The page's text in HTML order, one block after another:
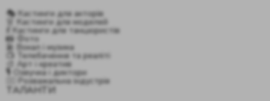
🎭 Кастинги для акторів
👗 Кастинги для моделей
💃 Кастинги для танцюристів
📸 Фото
🎤 Вокал і музика
📺 Телебачення та реаліті
🎨 Арт і креатив
🎙️ Озвучка і диктори
🤹‍♂️ Розважальна індустрія
ТАЛАНТИ